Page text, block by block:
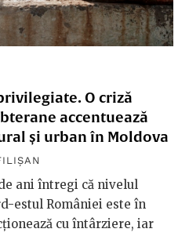
O criză
accentuează
și urban în Moldova
ani întregi că nivelul
estul României este în
cu întârziere, iar